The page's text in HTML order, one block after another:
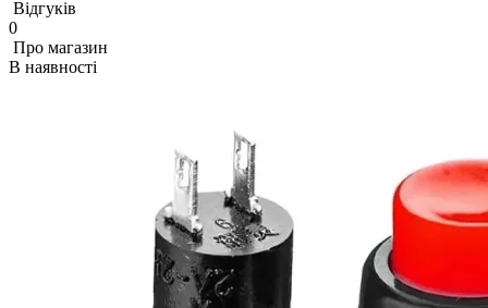
Відгуків
0
Про магазин
В наявності